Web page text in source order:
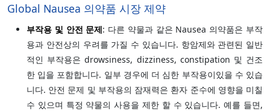
Global Nausea 의약품 시장 제약
부작용 및 안전 문제: 다른 약물과 같은 Nausea 의약품은 부작
용과 안전상의 우려를 가질 수 있습니다. 항암제와 관련된 일반
적인 부작용은 drowsiness, dizziness, constipation 및 건조
한 입을 포함합니다. 일부 경우에 더 심한 부작용이있을 수 있습
니다. 안전 문제 및 부작용의 잠재력은 환자 준수에 영향을 미칠
수 있으며 특정 약물의 사용을 제한 할 수 있습니다. 예를 들면,